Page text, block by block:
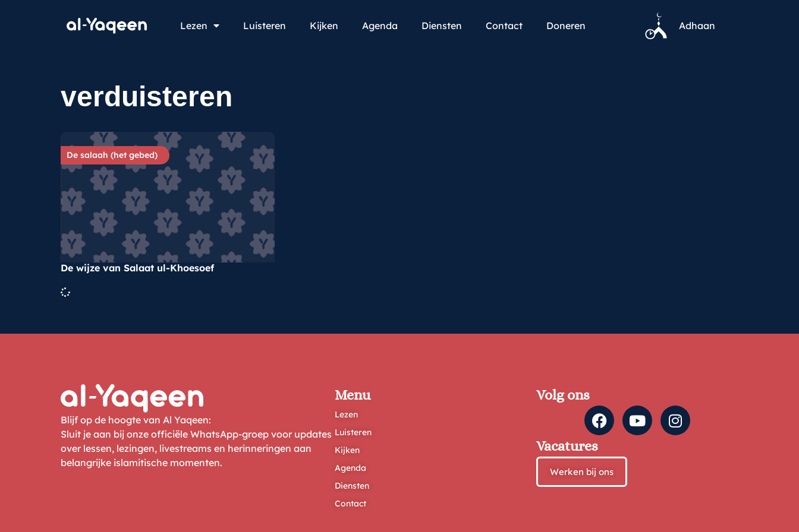
Lezen Luisteren Kijken Agenda Diensten Contact Doneren Adhaan
verduisteren
De salaah (het gebed)
De wijze van Salaat ul-Khoesoef
Blijf op de hoogte van Al Yaqeen:
Sluit je aan bij onze officiële WhatsApp-groep voor updates
over lessen, lezingen, livestreams en herinneringen aan
belangrijke islamitische momenten.
Menu
Lezen
Luisteren
Kijken
Agenda
Diensten
Contact
Volg ons
Vacatures
Werken bij ons